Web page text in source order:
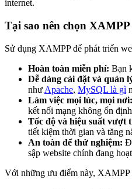
internet.
Tại sao nên chọn XAMPP
Sử dụng XAMPP để phát triển
Hoàn toàn miễn phí: Bạn
Dễ dàng cài đặt và quản
như Apache, MySQL là gì
Làm việc mọi lúc, mọi nơi:
kết nối mạng không ổn
Tốc độ và hiệu suất vượt
tiết kiệm thời gian và tăng
An toàn để thử nghiệm:
sập website chính đang
Với những ưu điểm này, XAMPP